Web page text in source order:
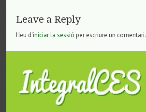
Leave a Reply
Heu d'iniciar la sessió per escriure un comentari.